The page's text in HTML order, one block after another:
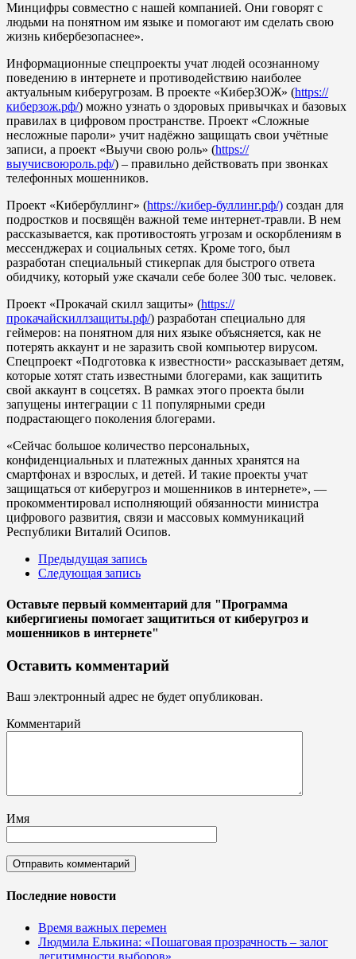
Минцифры совместно с нашей компанией. Они говорят с
людьми на понятном им языке и помогают им сделать свою
жизнь кибербезопаснее».
Информационные спецпроекты учат людей осознанному
поведению в интернете и противодействию наиболее
актуальным киберугрозам. В проекте «КиберЗОЖ» (https://
киберзож.рф/) можно узнать о здоровых привычках и базовых
правилах в цифровом пространстве. Проект «Сложные
несложные пароли» учит надёжно защищать свои учётные
записи, а проект «Выучи свою роль» (https://
выучисвоюроль.рф/) – правильно действовать при звонках
телефонных мошенников.
Проект «Кибербуллинг» (https://кибер-буллинг.рф/) создан для
подростков и посвящён важной теме интернет-травли. В нем
рассказывается, как противостоять угрозам и оскорблениям в
мессенджерах и социальных сетях. Кроме того, был
разработан специальный стикерпак для быстрого ответа
обидчику, который уже скачали себе более 300 тыс. человек.
Проект «Прокачай скилл защиты» (https://
прокачайскиллзащиты.рф/) разработан специально для
геймеров: на понятном для них языке объясняется, как не
потерять аккаунт и не заразить свой компьютер вирусом.
Спецпроект «Подготовка к известности» рассказывает детям,
которые хотят стать известными блогерами, как защитить
свой аккаунт в соцсетях. В рамках этого проекта были
запущены интеграции с 11 популярными среди
подрастающего поколения блогерами.
«Сейчас большое количество персональных,
конфиденциальных и платежных данных хранятся на
смартфонах и взрослых, и детей. И такие проекты учат
защищаться от киберугроз и мошенников в интернете», —
прокомментировал исполняющий обязанности министра
цифрового развития, связи и массовых коммуникаций
Республики Виталий Осипов.
Предыдущая запись
Следующая запись
Оставьте первый комментарий для "Программа
кибергигиены помогает защититься от киберугроз и
мошенников в интернете"
Оставить комментарий
Ваш электронный адрес не будет опубликован.
Комментарий
Имя
Последние новости
Время важных перемен
Людмила Елькина: «Пошаговая прозрачность – залог
легитимности выборов»